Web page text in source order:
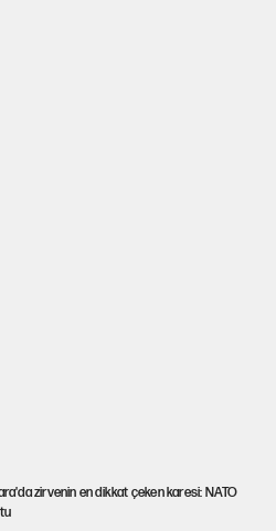
zirvenin en dikkat çeken karesi: NATO